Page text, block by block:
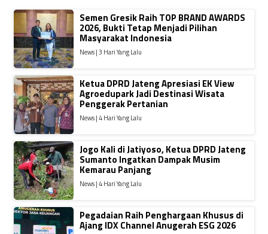
Semen Gresik Raih TOP BRAND AWARDS
2026, Bukti Tetap Menjadi Pilihan
Masyarakat Indonesia
News | 3 Hari Yang Lalu
Ketua DPRD Jateng Apresiasi EK View
Agroedupark Jadi Destinasi Wisata
Penggerak Pertanian
News | 4 Hari Yang Lalu
Jogo Kali di Jatiyoso, Ketua DPRD Jateng
Sumanto Ingatkan Dampak Musim
Kemarau Panjang
News | 4 Hari Yang Lalu
Pegadaian Raih Penghargaan Khusus di
Ajang IDX Channel Anugerah ESG 2026